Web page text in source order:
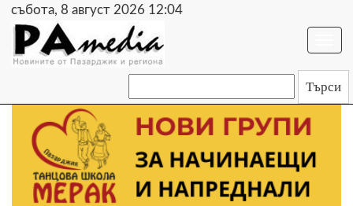
събота, 8 август 2026 12:04